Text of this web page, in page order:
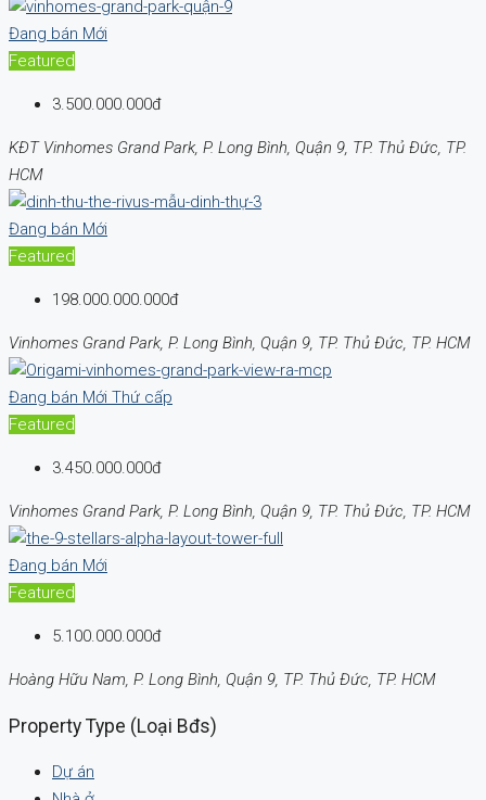
Đang bán Mới
Featured
3.500.000.000đ
KĐT Vinhomes Grand Park, P. Long Bình, Quận 9, TP. Thủ Đức, TP.
HCM
Đang bán Mới
Featured
198.000.000.000đ
Vinhomes Grand Park, P. Long Bình, Quận 9, TP. Thủ Đức, TP. HCM
Đang bán Mới Thứ cấp
Featured
3.450.000.000đ
Vinhomes Grand Park, P. Long Bình, Quận 9, TP. Thủ Đức, TP. HCM
Đang bán Mới
Featured
5.100.000.000đ
Hoàng Hữu Nam, P. Long Bình, Quận 9, TP. Thủ Đức, TP. HCM
Property Type (Loại Bđs)
Dự án